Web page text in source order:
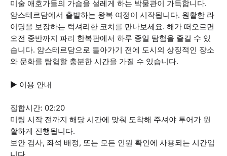
미술 애호가들의 가슴을 설레게 하는 박물관이 가득합니다.
암스테르담에서 출발하는 왕복 여정이 시작됩니다. 원활한 라
이딩을 보장하는 럭셔리한 코치를 만나보세요. 해가 떠오르면
오전 중반까지 파리 한복판에서 하루 종일 탐험을 즐길 수 있
습니다. 암스테르담으로 돌아가기 전에 도시의 상징적인 장소
와 문화를 탐험할 충분한 시간을 가질 수 있습니다.
▶ 이용 안내
집합시간: 02:20
미팅 시작 전까지 해당 시간에 맞춰 도착해 주셔야 투어가 원
활하게 진행됩니다.
보안 검사, 좌석 배정, 또는 모든 인원 확인에 사용되는 시간입